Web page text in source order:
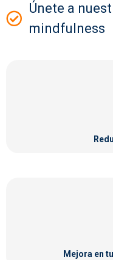
Únete a
mindfulness
Mejora en